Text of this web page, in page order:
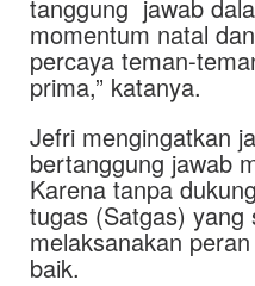
tanggung jawab
momentum natal
percaya teman-
prima,” katanya.
Jefri mengingatkan
bertanggung jawab
Karena tanpa
tugas (Satgas) yang
melaksanakan
baik.